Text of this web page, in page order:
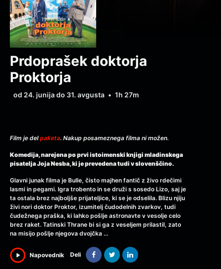
Prdoprašek doktorja
Proktorja
od 24. junija do 31. avgusta • 1h 27m
Film je delpaketa. Nakup posameznega filma ni možen.
Komedija, narejena po prvi istoimenski knjigi mladinskega
pisatelja Joja Nesba, ki je prevedena tudi v slovenščino.
Glavni junak filma je Bulle, čisto majhen fantič z živo rdečimi
lasmi in pegami. Igra trobento in se druži s sosedo Lizo, saj je
ta ostala brez najboljše prijateljice, ki se je odselila. Blizu njiju
živi nori doktor Proktor, izumitelj čudodelnih zvarkov, tudi
čudežnega praška, ki lahko pošlje astronavte v vesolje celo
brez raket. Tatinski Thrane bi si ga z veseljem prilastil, zato
na misijo pošlje njegova dvojčka …
Napovednik Deli